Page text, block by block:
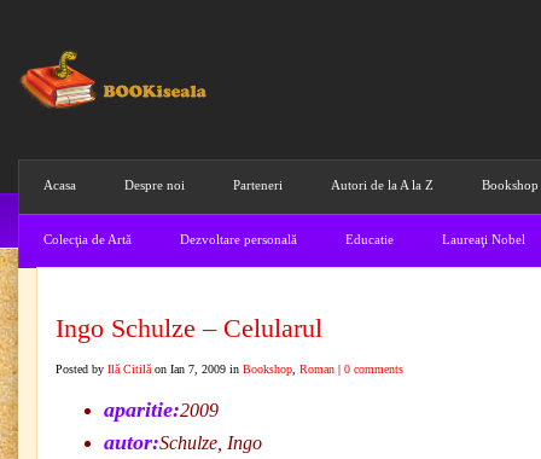
Acasa Despre noi Parteneri Autori de la A la Z Bookshop
Colecţia de Artă Dezvoltare personală Educatie Laureaţi Nobel
Ingo Schulze – Celularul
Posted by Ilă Citilă on Ian 7, 2009 in Bookshop Roman | 0 comments
aparitie:2009
autor:Schulze, Ingo